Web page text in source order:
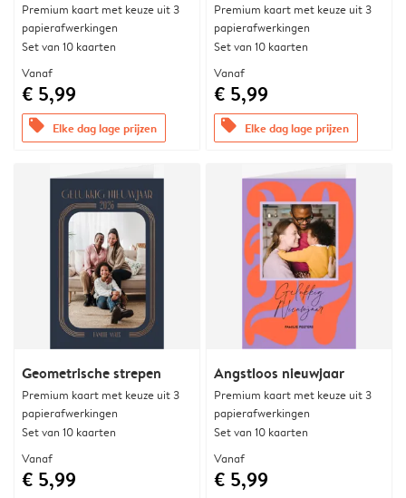
Premium kaart met keuze uit 3
papierafwerkingen
Set van 10 kaarten
Vanaf
€ 5,99
offers Elke dag lage prijzen
Premium kaart met keuze uit 3
papierafwerkingen
Set van 10 kaarten
Vanaf
€ 5,99
offers Elke dag lage prijzen
Geometrische strepen
Premium kaart met keuze uit 3
papierafwerkingen
Set van 10 kaarten
Vanaf
€ 5,99
Angstloos nieuwjaar
Premium kaart met keuze uit 3
papierafwerkingen
Set van 10 kaarten
Vanaf
€ 5,99